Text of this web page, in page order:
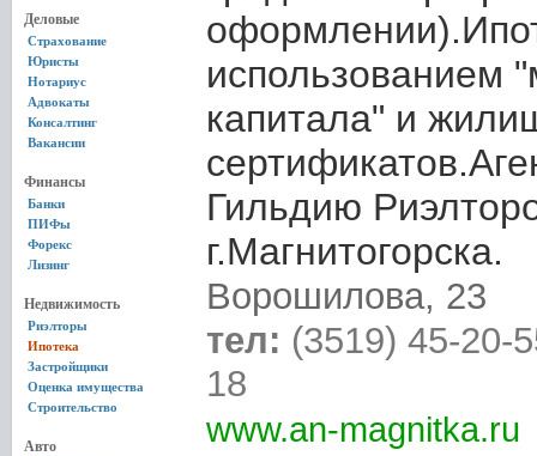
Деловые
Страхование
Юристы
Нотариус
Адвокаты
Консалтинг
Вакансии
Финансы
Банки
ПИФы
Форекс
Лизинг
Недвижимость
Риэлторы
Ипотека
Застройщики
Оценка имущества
Строительство
Авто
использованием
капитала" и
Гильдию
г.Магнитогорска.
Ворошилова, 23
тел: (3519) 45-20-
18
www.an-magnitka.ru